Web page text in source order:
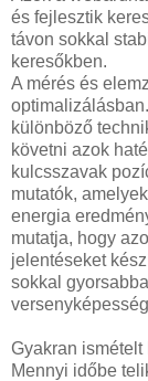
és fejlesztik
távon sokkal
keresőkben.
A mérés és
különböző
követni azok
kulcsszavak
mutatók,
energia
mutatja, hogy
jelentéseket
sokkal
Gyakran ismételt
Mennyi időbe